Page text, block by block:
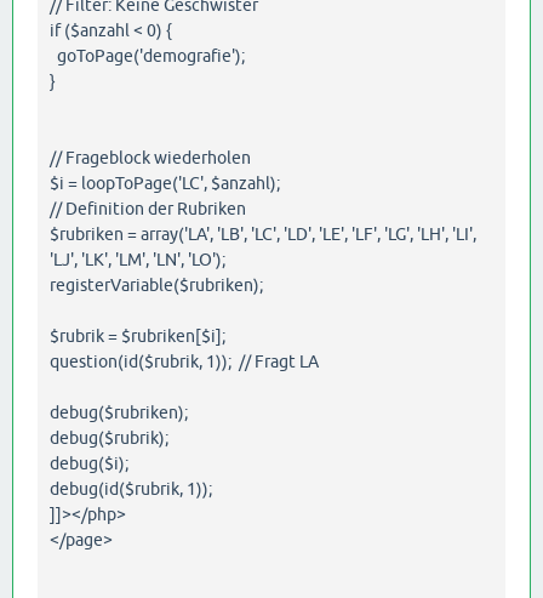
// Filter: Keine Geschwister
if ($anzahl < 0) {
goToPage('demografie');
}
// Frageblock wiederholen
$i = loopToPage('LC', $anzahl);
// Definition der Rubriken
$rubriken = array('LA', 'LB', 'LC', 'LD', 'LE', 'LF', 'LG', 'LH', 'LI',
'LJ', 'LK', 'LM', 'LN', 'LO');
registerVariable($rubriken);
$rubrik = $rubriken[$i];
question(id($rubrik, 1)); // Fragt LA
debug($rubriken);
debug($rubrik);
debug($i);
debug(id($rubrik, 1));
]]></php>
</page>